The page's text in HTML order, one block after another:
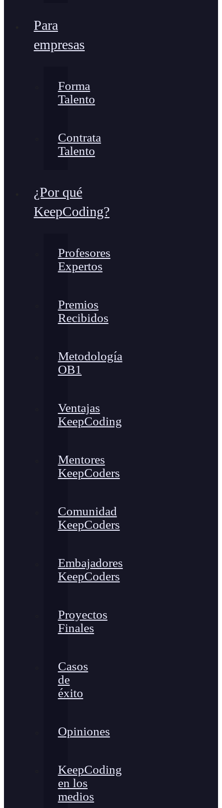
Para
empresas
Forma
Talento
Contrata
Talento
¿Por qué
KeepCoding?
Profesores
Expertos
Premios
Recibidos
Metodología
OB1
Ventajas
KeepCoding
Mentores
KeepCoders
Comunidad
KeepCoders
Embajadores
KeepCoders
Proyectos
Finales
Casos
de
éxito
Opiniones
KeepCoding
en los
medios